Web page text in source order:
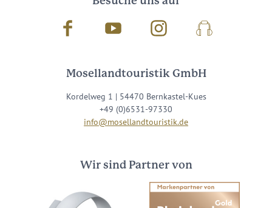
Facebook Youtube InstagramPodcast
Mosellandtouristik GmbH
Kordelweg 1 | 54470 Bernkastel-Kues
+49 (0)6531-97330
info@mosellandtouristik.de
Wir sind Partner von